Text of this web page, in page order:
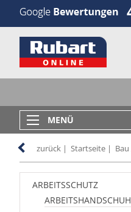
MENÜ
zurück | Startseite |
ARBEITSSCHUTZ